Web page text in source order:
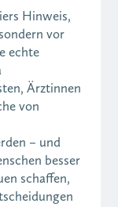
Hinweis,
vor
echte
Ärztinnen
von
– und
besser
schaffen,